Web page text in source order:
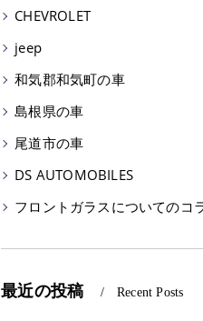
CHEVROLET
jeep
和気郡和気町の車
島根県の車
尾道市の車
DS AUTOMOBILES
フロントガラスについてのコ
最近の投稿 Recent Posts